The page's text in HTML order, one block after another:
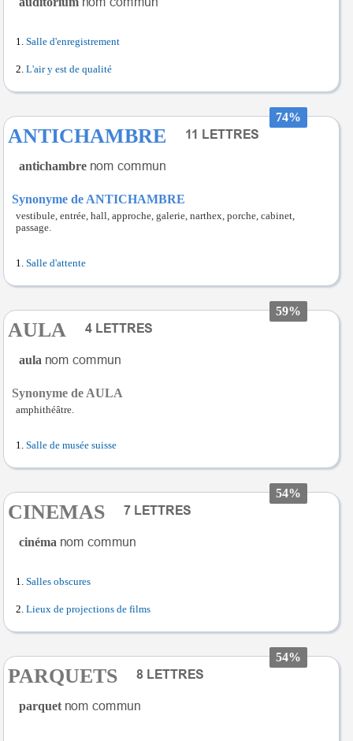
Salle d'enregistrement
L'air y est de qualité
74%
ANTICHAMBRE
antichambre
Synonyme de ANTICHAMBRE
vestibule, entrée, hall, approche, galerie, narthex, porche, cabinet,
passage.
Salle d'attente
59%
AULA
aula
Synonyme de AULA
amphithéâtre.
Salle de musée suisse
54%
CINEMAS
cinéma
Salles obscures
Lieux de projections de films
54%
PARQUETS
parquet